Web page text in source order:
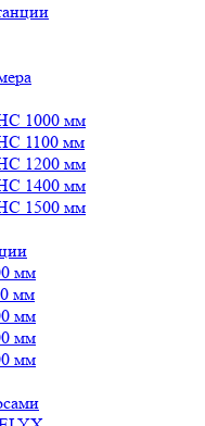
1000 мм
1100 мм
1200 мм
1400 мм
1500 мм
мм
мм
мм
мм
мм